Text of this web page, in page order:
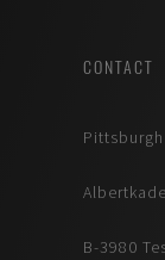
CONTACT
B-3980